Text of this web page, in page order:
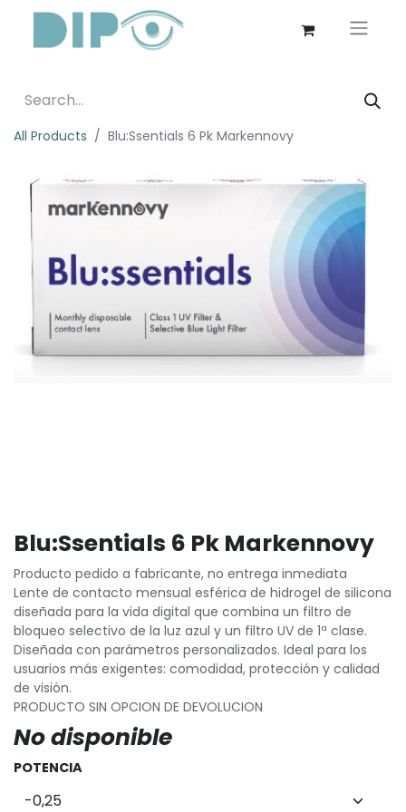
All Products Blu:Ssentials 6 Pk Markennovy
Blu:Ssentials 6 Pk Markennovy
Producto pedido a fabricante, no entrega inmediata
Lente de contacto mensual esférica de hidrogel de silicona
diseñada para la vida digital que combina un filtro de
bloqueo selectivo de la luz azul y un filtro UV de 1ª clase.
Diseñada con parámetros personalizados. Ideal para los
usuarios más exigentes: comodidad, protección y calidad
de visión.
PRODUCTO SIN OPCION DE DEVOLUCION
No disponible
POTENCIA